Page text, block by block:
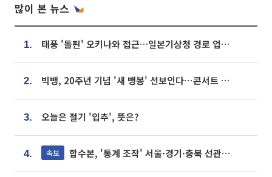
많이 본 뉴스
1. 태풍 '돌핀' 오키나와 접근…일본기상청 경로 업데이트
2. 빅뱅, 20주년 기념 '새 뱅봉' 선보인다⋯콘서트 앞두고 팝업 개최
3. 오늘은 절기 '입추', 뜻은?
4. 속보 합수본, '통계 조작' 서울·경기·충북 선관위 등 추가 압수수색